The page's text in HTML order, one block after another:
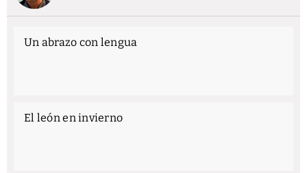
Un abrazo con lengua
El león en invierno